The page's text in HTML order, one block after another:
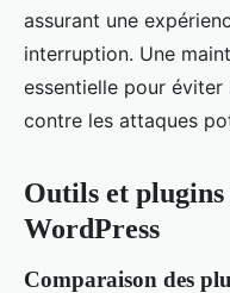
assurant une
interruption. Une
essentielle pour
contre les attaques
Outils et
WordPress
Comparaison des